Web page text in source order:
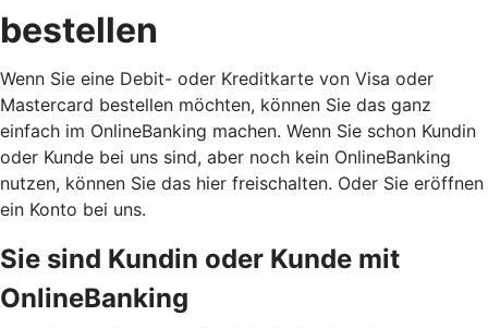
bestellen
Wenn Sie eine Debit- oder Kreditkarte von Visa oder
Mastercard bestellen möchten, können Sie das ganz
einfach im OnlineBanking machen. Wenn Sie schon Kundin
oder Kunde bei uns sind, aber noch kein OnlineBanking
nutzen, können Sie das hier freischalten. Oder Sie eröffnen
ein Konto bei uns.
Sie sind Kundin oder Kunde mit
OnlineBanking